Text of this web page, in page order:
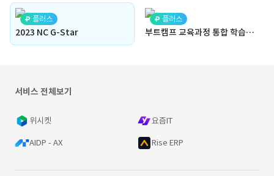
플러스
2023 NC G-Star
플러스
부트캠프 교육과정 통합 학습관리 플랫폼(React, TypeScript, FastAPI, PostgreSQL, AWS S3, JWT Auth, PDF Viewer)
서비스 전체보기
위시켓 요즘IT
AIDP - AX Rise ERP